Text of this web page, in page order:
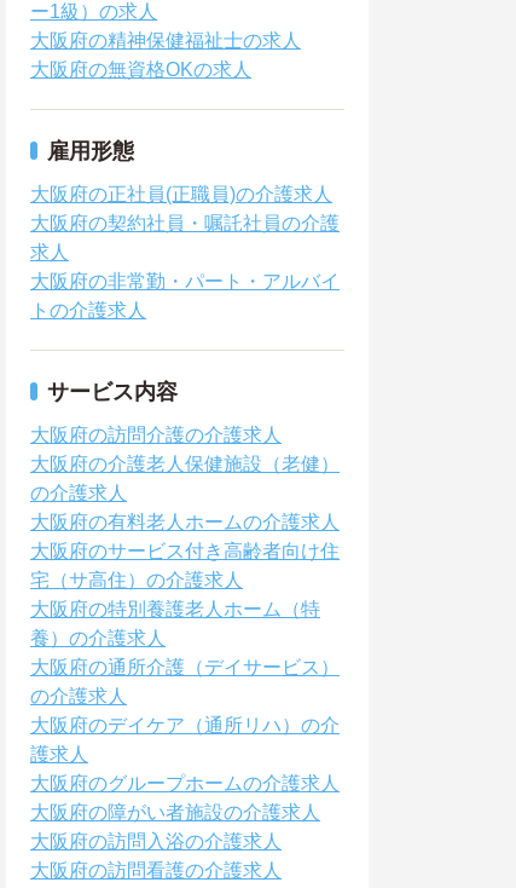
ー1級）の求人
大阪府の精神保健福祉士の求人
大阪府の無資格OKの求人
雇用形態
大阪府の正社員(正職員)の介護求人
大阪府の契約社員・嘱託社員の介護
求人
大阪府の非常勤・パート・アルバイ
トの介護求人
サービス内容
大阪府の訪問介護の介護求人
大阪府の介護老人保健施設（老健）
の介護求人
大阪府の有料老人ホームの介護求人
大阪府のサービス付き高齢者向け住
宅（サ高住）の介護求人
大阪府の特別養護老人ホーム（特
養）の介護求人
大阪府の通所介護（デイサービス）
の介護求人
大阪府のデイケア（通所リハ）の介
護求人
大阪府のグループホームの介護求人
大阪府の障がい者施設の介護求人
大阪府の訪問入浴の介護求人
大阪府の訪問看護の介護求人